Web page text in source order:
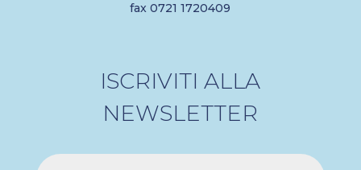
fax 0721 1720409
ISCRIVITI ALLA
NEWSLETTER